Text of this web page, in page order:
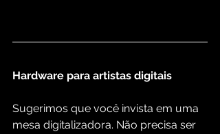
Hardware para artistas digitais
Sugerimos que você invista em uma
mesa digitalizadora. Não precisa ser